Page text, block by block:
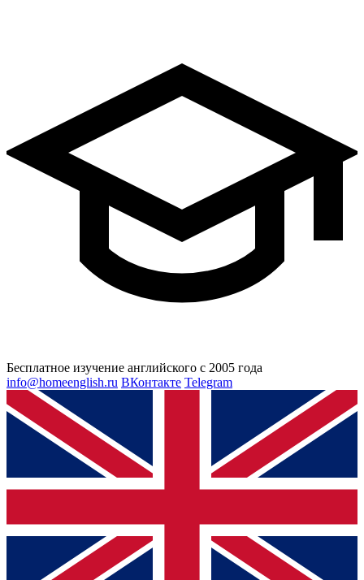
Бесплатное изучение английского с 2005 года
info@homeenglish.ru ВКонтакте Telegram